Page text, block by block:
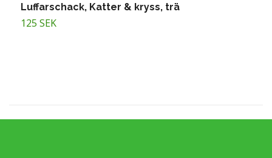
Luffarschack, Katter & kryss, trä
125 SEK